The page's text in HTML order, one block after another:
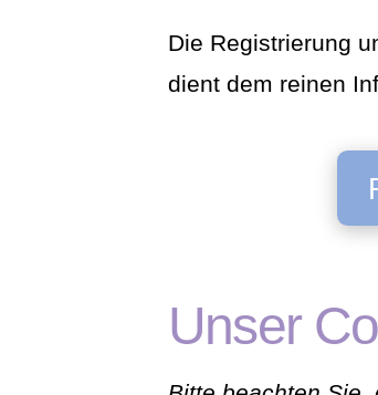
Die Registrierung
dient dem reinen
Unser